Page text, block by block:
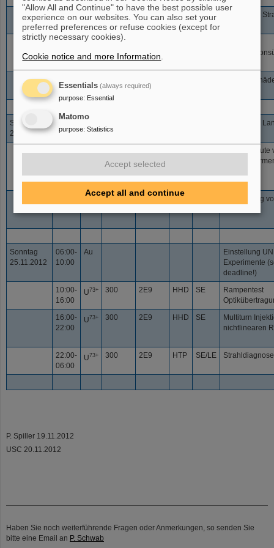
15:00-
16:00
U 73+ 350 2E9 HTP 1H1 Einstellung
16:00-
24:00
350-
800
24:00-
06:00
U
Samstag
24.11.2012
09:00
U
Einstellung
U
Lichtausbeute
300-
Kalibrierung
Sonntag
25.11.2012
06:00-
10:00
Au
Einstellung
Experimente
deadline!)
10:00-
16:00
U73+ 300 2E9 HHD SE
Rampentest
16:00-
22:00
U73+ 300 2E9 HHD SE
Multiturn
nichtlinearen
22:00-
06:00
U73+ 300 2E9 HTP SE/LE
P. Spiller 19.11.2012
USC 20.11.2012
Haben Sie noch weiterführende Fragen oder Anmerkungen, so senden Sie
bitte eine Email an P. Schwab
"Allow All and Continue" to have the best possible user
experience on our websites. You can also set your
preferred preferences or refuse cookies (except for
strictly necessary cookies).
Cookie notice and more Information
Essentials (always required)
purpose: Essential
Matomo
purpose: Statistics
Accept selected
Accept all and continue